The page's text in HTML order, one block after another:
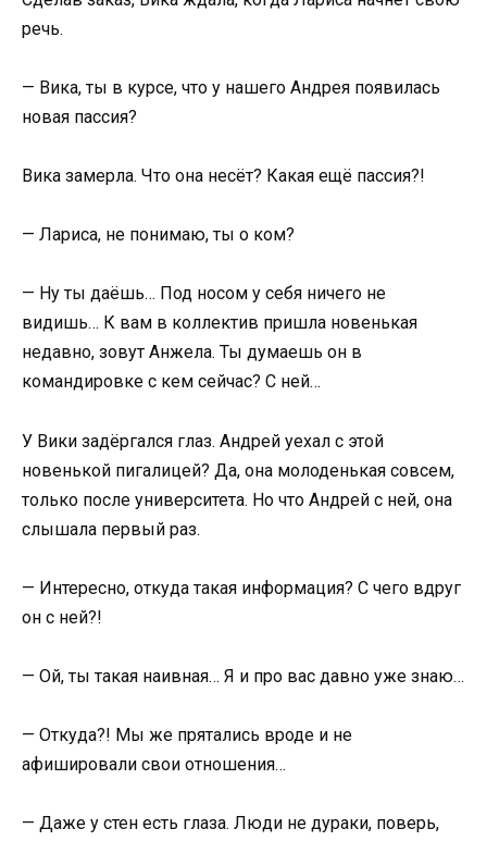
речь.
— Вика, ты в курсе, что у нашего Андрея появилась
новая пассия?
Вика замерла. Что она несёт? Какая ещё пассия?!
— Лариса, не понимаю, ты о ком?
— Ну ты даёшь… Под носом у себя ничего не
видишь… К вам в коллектив пришла новенькая
недавно, зовут Анжела. Ты думаешь он в
командировке с кем сейчас? С ней…
У Вики задёргался глаз. Андрей уехал с этой
новенькой пигалицей? Да, она молоденькая совсем,
только после университета. Но что Андрей с ней, она
слышала первый раз.
— Интересно, откуда такая информация? С чего вдруг
он с ней?!
— Ой, ты такая наивная… Я и про вас давно уже знаю…
— Откуда?! Мы же прятались вроде и не
афишировали свои отношения…
— Даже у стен есть глаза. Люди не дураки, поверь,